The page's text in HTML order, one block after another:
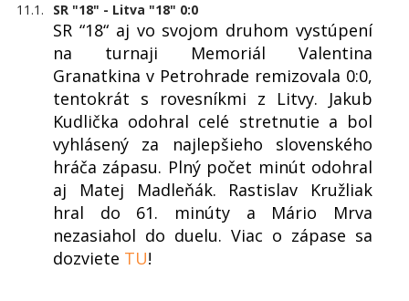
11.1. SR "18" - Litva "18" 0:0
SR “18“ aj vo svojom druhom vystúpení
na turnaji Memoriál Valentina
Granatkina v Petrohrade remizovala 0:0,
tentokrát s rovesníkmi z Litvy. Jakub
Kudlička odohral celé stretnutie a bol
vyhlásený za najlepšieho slovenského
hráča zápasu. Plný počet minút odohral
aj Matej Madleňák. Rastislav Kružliak
hral do 61. minúty a Mário Mrva
nezasiahol do duelu. Viac o zápase sa
dozviete TU!